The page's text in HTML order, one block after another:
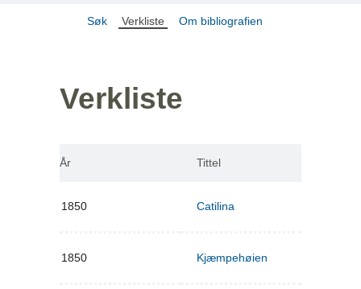
Søk Verkliste Om bibliografien
Verkliste
År Tittel
1850 Catilina
1850 Kjæmpehøien